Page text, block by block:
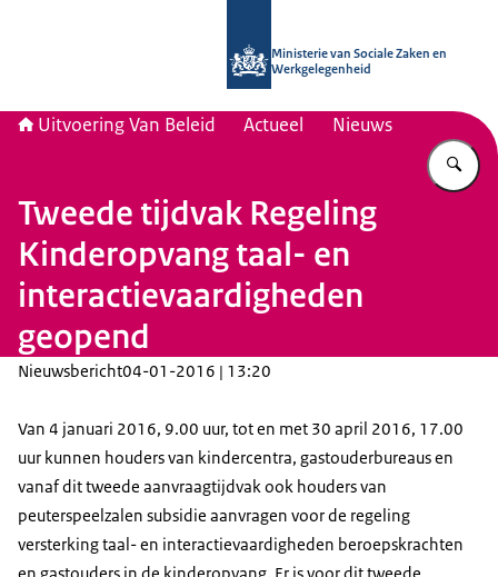
Ministerie van Sociale Zaken en
Werkgelegenheid
Uitvoering Van Beleid Actueel Nieuws
Tweede tijdvak Regeling
Kinderopvang taal- en
interactievaardigheden
geopend
Nieuwsbericht04-01-2016 | 13:20
Van 4 januari 2016, 9.00 uur, tot en met 30 april 2016, 17.00
uur kunnen houders van kindercentra, gastouderbureaus en
vanaf dit tweede aanvraagtijdvak ook houders van
peuterspeelzalen subsidie aanvragen voor de regeling
versterking taal- en interactievaardigheden beroepskrachten